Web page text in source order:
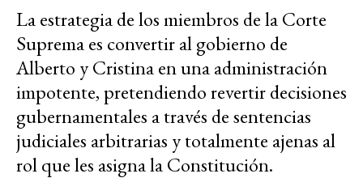
La estrategia de los miembros de la Corte
Suprema es convertir al gobierno de
Alberto y Cristina en una administración
impotente, pretendiendo revertir decisiones
gubernamentales a través de sentencias
judiciales arbitrarias y totalmente ajenas al
rol que les asigna la Constitución.